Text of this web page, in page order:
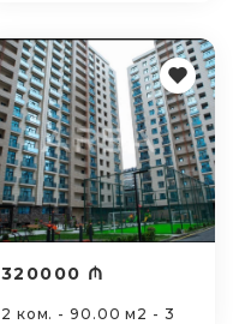
320000 ₼
2 ком. - 90.00 м2 - 3